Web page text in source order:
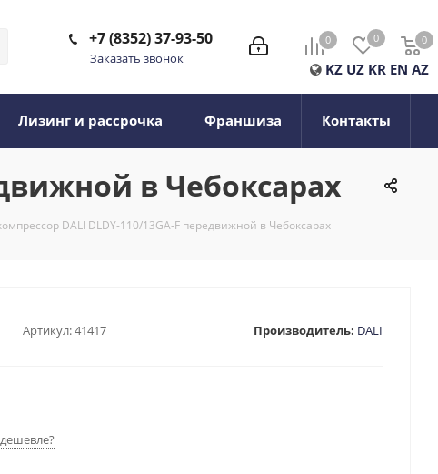
0 0 0
0
KZ UZ KR EN AZ
+7 (8352) 37-93-50
Заказать звонок
Лизинг и рассрочка Франшиза Контакты
в Чебоксарах
DALI DLDY-110/13GA-F передвижной в Чебоксарах
Артикул:41417 Производитель: DALI